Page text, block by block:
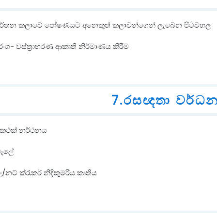
කලාවේ පෝෂණයට අනෙකුත් කලාවන්ගෙන් ලැබෙන පිටිවහල
වස්ත්‍රාභරණ ආකෘති නිර්මාණය කිරීම
7.රසඥතා
කථක් නර්ථනය
නට් ක්රැකර් නිඳිකුමරිය කෘතිය